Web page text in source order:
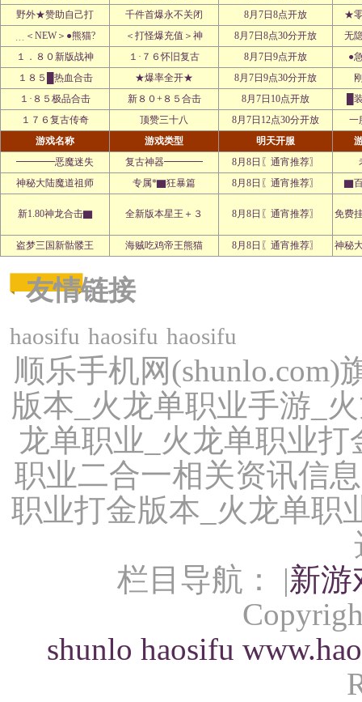
野外★赞助自己打
千件首爆永不关闭 8月7日8点开放
★
﹍＜NEW＞●熊猫?
＜打怪爆充值＞神 8月7日8点30分开放
无
１．８０新版战神
１·７６怀旧复古 8月7日9点开放
●
１８５█热血合击
★爆率全开★ 8月7日9点30分开放
１·８５极品合击
新８０+８５合击 8月7日10点开放
█
１７６复古传奇
顶赞三十八 8月7日12点30分开放
一
游戏名称
游戏类型 明天开服
━━━━恶魔迷失
复古神器━━━━ 8月8日〖通宵推荐〗
神秘大陆魔道祖师
专属*▇狂暴篇 8月8日〖通宵推荐〗 ▇
新1.80神龙合击▇ 全新版本星王＋３ 8月8日〖通宵推荐〗 免费
盗梦三国新骷髅王 海贼吃鸡帝王熊猫 8月8日〖通宵推荐〗 神秘
友情链接
haosifu haosifu haosifu
顺乐手机网
版本_火龙单职业手游_
龙单职业_火龙单职业
职业二合一相关资讯信
职业打金版本_火龙单职
栏目导航： |新游
shunlo haosifu